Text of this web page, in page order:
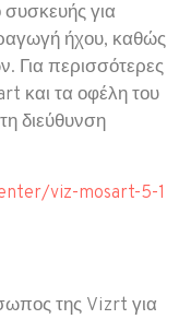
για
ήχου, καθώς
Για περισσότερες
και τα οφέλη του
διεύθυνση
viz-mosart-5-1
της Vizrt για